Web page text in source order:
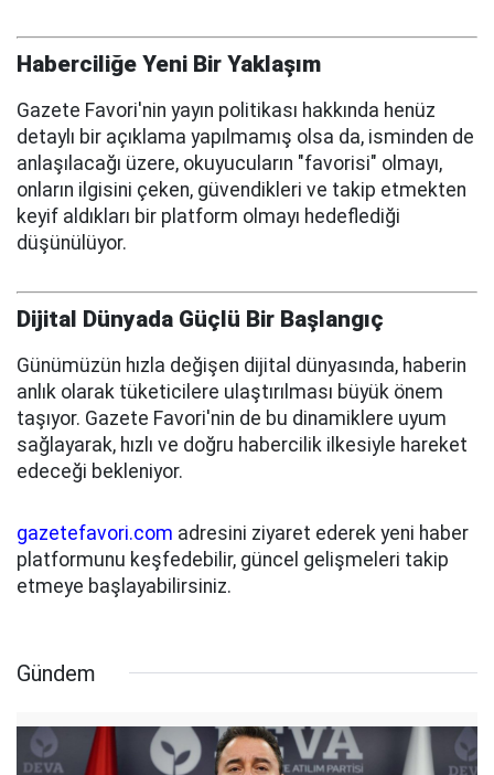
Haberciliğe Yeni Bir Yaklaşım
Gazete Favori'nin yayın politikası hakkında henüz
detaylı bir açıklama yapılmamış olsa da, isminden de
anlaşılacağı üzere, okuyucuların "favorisi" olmayı,
onların ilgisini çeken, güvendikleri ve takip etmekten
keyif aldıkları bir platform olmayı hedeflediği
düşünülüyor.
Dijital Dünyada Güçlü Bir Başlangıç
Günümüzün hızla değişen dijital dünyasında, haberin
anlık olarak tüketicilere ulaştırılması büyük önem
taşıyor. Gazete Favori'nin de bu dinamiklere uyum
sağlayarak, hızlı ve doğru habercilik ilkesiyle hareket
edeceği bekleniyor.
gazetefavori.com adresini ziyaret ederek yeni haber
platformunu keşfedebilir, güncel gelişmeleri takip
etmeye başlayabilirsiniz.
Gündem